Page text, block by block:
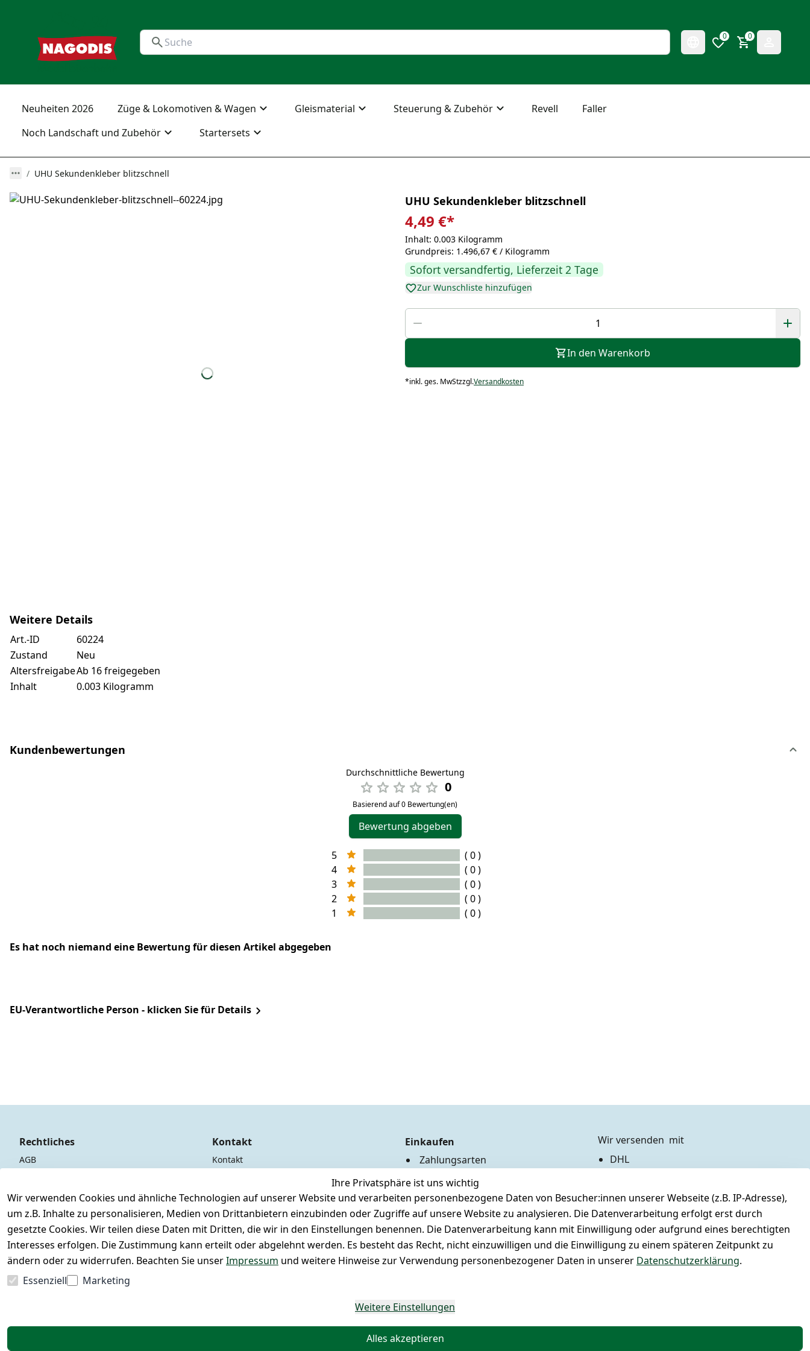
0 0
Neuheiten 2026 Züge & Lokomotiven & Wagen Gleismaterial Steuerung & Zubehör Revell
Faller
Noch Landschaft und Zubehör
Startersets
UHU Sekundenkleber blitzschnell
UHU Sekundenkleber blitzschnell
4,49 €*
Inhalt: 0.003 Kilogramm
Grundpreis: 1.496,67 € / Kilogramm
Sofort versandfertig, Lieferzeit 2 Tage
Zur Wunschliste hinzufügen
In den Warenkorb
*inkl. ges. MwStzzgl.Versandkosten
Weitere Details
Art.-ID
60224
Zustand
Neu
AltersfreigabeAb 16 freigegeben
Inhalt
0.003 Kilogramm
Kundenbewertungen
Durchschnittliche Bewertung
0
Basierend auf 0 Bewertung(en)
Bewertung abgeben
5
( 0 )
4
( 0 )
3
( 0 )
2
( 0 )
1
( 0 )
Es hat noch niemand eine Bewertung für diesen Artikel abgegeben
EU-Verantwortliche Person - klicken Sie für Details
Ihre Privatsphäre ist uns wichtig
Wir verwenden Cookies und ähnliche Technologien auf unserer Website und verarbeiten personenbezogene Daten von Besucher:innen unserer Webseite (z.B. IP-Adresse),
um z.B. Inhalte zu personalisieren, Medien von Drittanbietern einzubinden oder Zugriffe auf unsere Website zu analysieren. Die Datenverarbeitung erfolgt erst durch
gesetzte Cookies. Wir teilen diese Daten mit Dritten, die wir in den Einstellungen benennen. Die Datenverarbeitung kann mit Einwilligung oder aufgrund eines berechtigten
Interesses erfolgen. Die Zustimmung kann erteilt oder abgelehnt werden. Es besteht das Recht, nicht einzuwilligen und die Einwilligung zu einem späteren Zeitpunkt zu
ändern oder zu widerrufen. Beachten Sie unserImpressum und weitere Hinweise zur Verwendung personenbezogener Daten in unserer Datenschutzerklärung.
Essenziell
Marketing
Weitere Einstellungen
Alles akzeptieren
Rechtliches
AGB
Datenschutzerklärung
Widerrufsrecht
Kontakt
Kontakt
Einkaufen
Zahlungsarten
Hilfe
Batterieentsorgung
Märklin Insider Club
Unser Ladengeschäft
Newsletteranmeldung
Wir versenden  mit
DHL
Vorkasse
Barzahlung bei Abholung
PayPal / Kreditkarte